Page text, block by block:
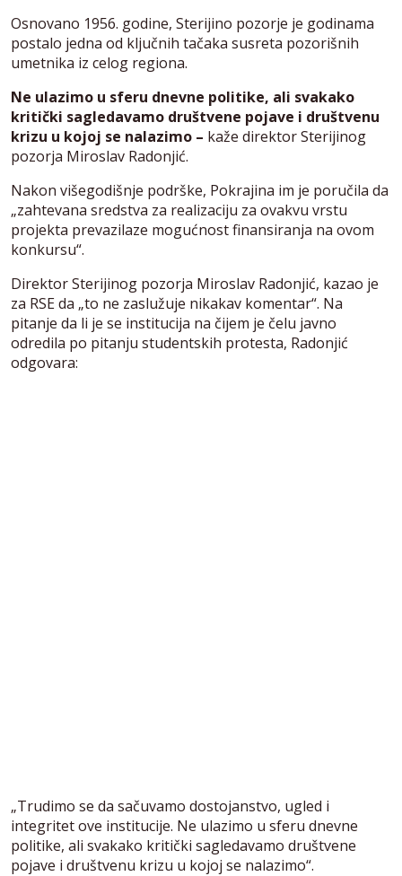
Osnovano 1956. godine, Sterijino pozorje je godinama
postalo jedna od ključnih tačaka susreta pozorišnih
umetnika iz celog regiona.
Ne ulazimo u sferu dnevne politike, ali svakako
kritički sagledavamo društvene pojave i društvenu
krizu u kojoj se nalazimo – kaže direktor Sterijinog
pozorja Miroslav Radonjić.
Nakon višegodišnje podrške, Pokrajina im je poručila da
„zahtevana sredstva za realizaciju za ovakvu vrstu
projekta prevazilaze mogućnost finansiranja na ovom
konkursu“.
Direktor Sterijinog pozorja Miroslav Radonjić, kazao je
za RSE da „to ne zaslužuje nikakav komentar“. Na
pitanje da li je se institucija na čijem je čelu javno
odredila po pitanju studentskih protesta, Radonjić
odgovara:
„Trudimo se da sačuvamo dostojanstvo, ugled i
integritet ove institucije. Ne ulazimo u sferu dnevne
politike, ali svakako kritički sagledavamo društvene
pojave i društvenu krizu u kojoj se nalazimo“.